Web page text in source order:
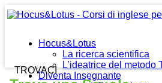
Hocus&Lotus
La ricerca scientifica
L’ideatrice del metodo
Diventa Insegnante
TROVACI